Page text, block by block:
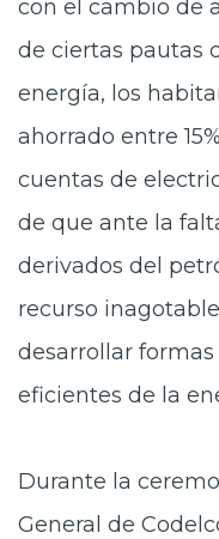
con el cambio de
de ciertas pautas
energía, los
ahorrado entre
cuentas de
de que ante la
derivados del
recurso
desarrollar
eficientes de la
Durante la
General de